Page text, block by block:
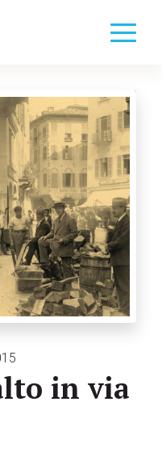
in via